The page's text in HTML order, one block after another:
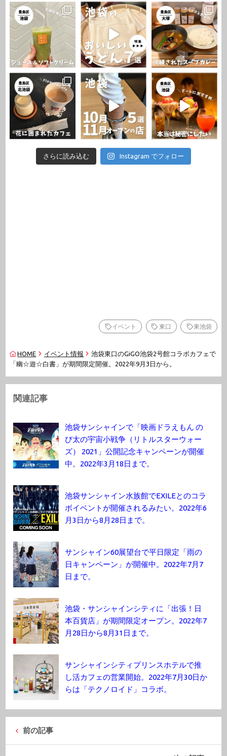
さらに読み込む Instagram でフォロー
イベント 東口 東池袋
HOME イベント情報
池袋東口のGiGO池袋2号館コラボカフェで
「幽☆遊☆白書」が期間限定開催。2022年9月3日から。
関連記事
池袋サンシャインで「映画ドラえもん の
び太の宇宙小戦争（リトルスターウォー
ズ） 2021」公開記念キャンペーンが開催
中。2022年3月18日まで。
池袋サンシャイン水族館でEXILEとのコラ
ボイベントが開催されるみたい。2022年6
月3日から8月28日まで。
サンシャイン60展望台で平日限定「雨の
日キャンペーン」が開催中。2022年7月7
日まで。
池袋・サンシャインシティに「出張！日
本百貨店」が期間限定オープン。2022年7
月28日から8月31日まで。
サンシャインシティプリンスホテルで推
し活カフェの営業開始。2022年7月30日か
らは「テクノロイド」コラボ。
前の記事